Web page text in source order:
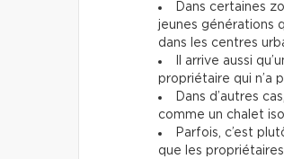
Dans certaines
jeunes générations
dans les centres
Il arrive aussi
propriétaire qui n’a
Dans d’autres
comme un chalet
Parfois, c’est
que les